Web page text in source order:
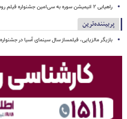
راهیابی ۲ انیمیشن سوره به سی‌امین جشنواره فیلم رود آیلند
پربیننده‌ترین
بازیگر مالزیایی، فیلمساز سال سینمای آسیا در